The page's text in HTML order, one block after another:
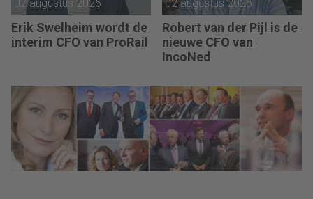
02 augustus 2026
Erik Swelheim wordt de
interim CFO van ProRail
02 augustus 2026
Robert van der Pijl is de
nieuwe CFO van
IncoNed